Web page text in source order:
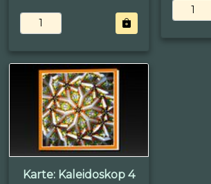
Karte: Kaleidoskop 4